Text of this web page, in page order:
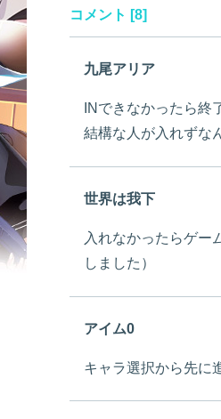
コメント [8]
九尾アリア
INできなかったら
結構な人が入れずな
世界は我下
入れなかったらゲー
しました）
アイム0
キャラ選択から先に